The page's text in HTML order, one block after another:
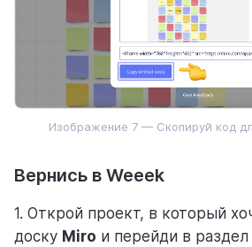
Изображение 7 — Скопируй код
Вернись в Weeek
1. Открой проект, в который
доску Miro и перейди в раздел